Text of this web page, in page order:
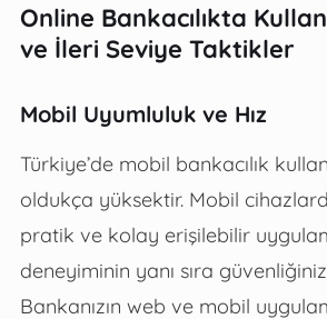
Online Bankacılıkta
ve İleri Seviye Taktikler
Mobil Uyumluluk ve Hız
Türkiye’de mobil bankacılık
oldukça yüksektir. Mobil
pratik ve kolay erişilebilir
deneyiminin yanı sıra
Bankanızın web ve mobil